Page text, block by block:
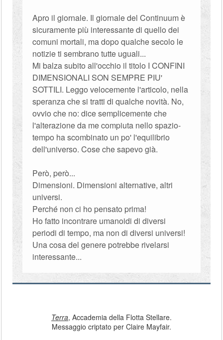
Apro il giornale. Il giornale del Continuum è
sicuramente più interessante di quello dei
comuni mortali, ma dopo qualche secolo le
notizie ti sembrano tutte uguali...
Mi balza subito all'occhio il titolo I CONFINI
DIMENSIONALI SON SEMPRE PIU'
SOTTILI. Leggo velocemente l'articolo, nella
speranza che si tratti di qualche novità. No,
ovvio che no: dice semplicemente che
l'alterazione da me compiuta nello spazio-
tempo ha scombinato un po' l'equilibrio
dell'universo. Cose che sapevo già.
Però, però...
Dimensioni. Dimensioni alternative, altri
universi.
Perché non ci ho pensato prima!
Ho fatto incontrare umanoidi di diversi
periodi di tempo, ma non di diversi universi!
Una cosa del genere potrebbe rivelarsi
interessante...
Terra, Accademia della Flotta Stellare.
Messaggio criptato per Claire Mayfair.